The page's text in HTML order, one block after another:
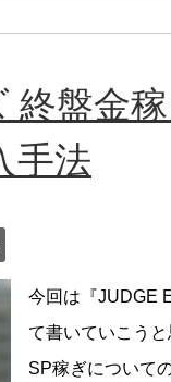
終盤金
手法
今回は『JUDGE
て書いていこう
SP稼ぎについて